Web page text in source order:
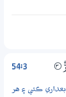
54:3 3‏۝
ڪئي ۽ هر